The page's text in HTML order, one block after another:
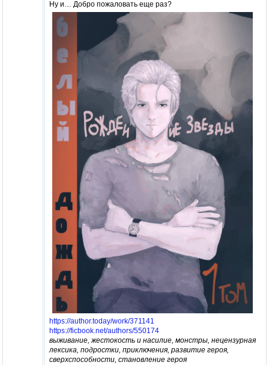
Ну и… Добро пожаловать еще раз?
https://author.today/work/371141
https://ficbook.net/authors/550174
выживание, жестокость и насилие, монстры, нецензурная
лексика, подростки, приключения, развитие героя,
сверхспособности, становление героя